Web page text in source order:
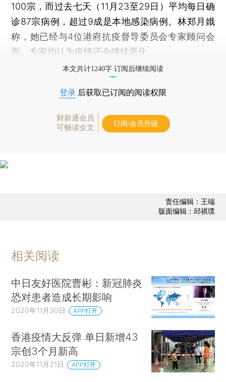
100宗，而过去七天（11月23至29日）平均每日确
诊87宗病例，超过9成是本地感染病例。林郑月娥
称，她已经与4位港府抗疫督导委员会专家顾问会
面，专家均认为疫情还会继续恶化。
本文共计1240字 订阅后继续阅读
登录 后获取已订阅的阅读权限
财新通会员
可畅读全文
订阅/会员升级
责任编辑：王端
版面编辑：邱祺璞
相关阅读
中日友好医院曹彬：新冠肺炎
恐对患者造成长期影响
2020年11月30日 APP打开
香港疫情大反弹 单日新增43
宗创3个月新高
2020年11月21日 APP打开